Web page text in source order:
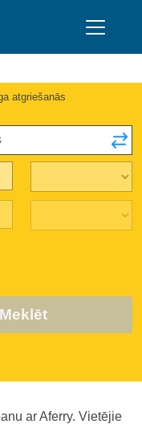
atgriešanās
Meklēt
ar Aferry. Vietējie